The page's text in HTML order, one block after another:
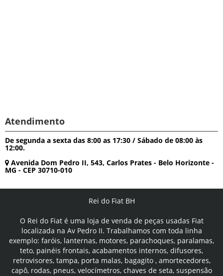
Atendimento
De segunda a sexta das 8:00 as 17:30 / Sábado de 08:00 às
12:00.
Avenida Dom Pedro II, 543, Carlos Prates - Belo Horizonte -
MG - CEP 30710-010
Rei do Fiat BH
O Rei do Fiat é uma loja de venda de peças usadas Fiat
localizada na Av Pedro II. Trabalhamos com toda linha
exemplo: faróis, lanternas, motores, parachoques, paralamas,
teto, painéis frontais, acabamentos internos, difusores,
retrovisores, tampa, porta malas, bagagito , amortecedores,
capô, rodas, pneus, velocímetros, chaves de seta, suspensão